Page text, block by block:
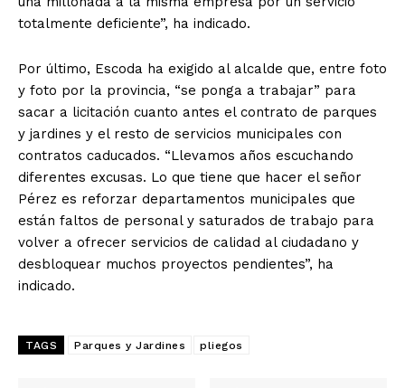
totalmente deficiente”, ha indicado.
Por último, Escoda ha exigido al alcalde que, entre foto
y foto por la provincia, “se ponga a trabajar” para
sacar a licitación cuanto antes el contrato de parques
y jardines y el resto de servicios municipales con
contratos caducados. “Llevamos años escuchando
diferentes excusas. Lo que tiene que hacer el señor
Pérez es reforzar departamentos municipales que
están faltos de personal y saturados de trabajo para
volver a ofrecer servicios de calidad al ciudadano y
desbloquear muchos proyectos pendientes”, ha
indicado.
TAGS Parques y Jardines pliegos